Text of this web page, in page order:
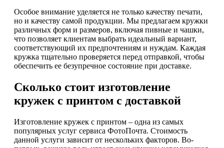
Особое внимание уделяется не только качеству печати,
но и качеству самой продукции. Мы предлагаем кружки
различных форм и размеров, включая пивные и чашки,
что позволяет клиентам выбрать идеальный вариант,
соответствующий их предпочтениям и нуждам. Каждая
кружка тщательно проверяется перед отправкой, чтобы
обеспечить ее безупречное состояние при доставке.
Сколько стоит изготовление
кружек с принтом с доставкой
Изготовление кружек с принтом – одна из самых
популярных услуг сервиса ФотоПочта. Стоимость
данной услуги зависит от нескольких факторов. Во-